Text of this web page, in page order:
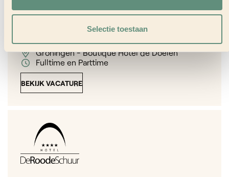
Selectie toestaan
Receptionist (e) – Hotel de Doelen
Groningen - Boutique Hotel de Doelen
Fulltime en Parttime
BEKIJK VACATURE